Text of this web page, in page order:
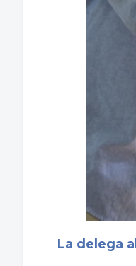
La delega